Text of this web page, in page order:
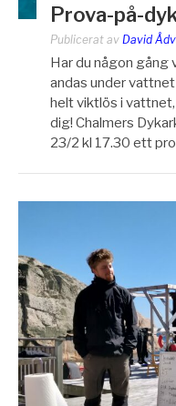
Prova-på-
Publicerat av David
Har du någon
andas under
helt viktlös i
dig! Chalmers
23/2 kl 17.30 ett